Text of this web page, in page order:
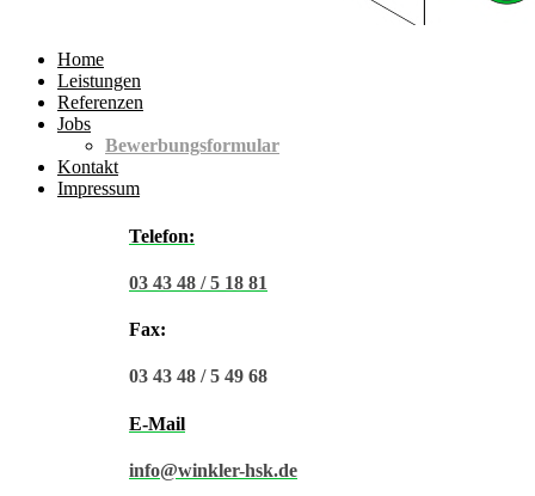
Home
Leistungen
Referenzen
Jobs
Bewerbungsformular
Kontakt
Impressum
Telefon:
03 43 48 / 5 18 81
Fax:
03 43 48 / 5 49 68
E-Mail
info@winkler-hsk.de